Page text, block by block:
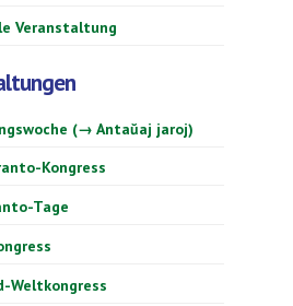
Veranstaltung
(→ Antaŭaj jaroj)
Kongress
Tage
Weltkongress